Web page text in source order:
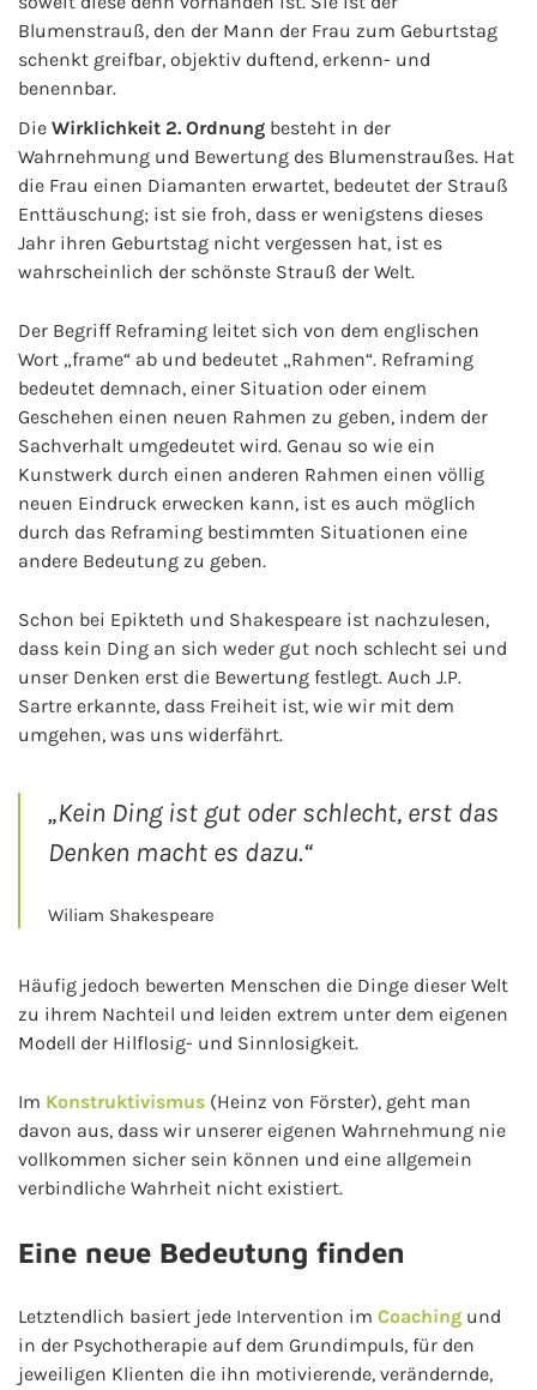
Blumenstrauß, den der Mann der Frau zum Geburtstag
schenkt greifbar, objektiv duftend, erkenn- und
benennbar.
Die Wirklichkeit 2. Ordnung besteht in der
Wahrnehmung und Bewertung des Blumenstraußes. Hat
die Frau einen Diamanten erwartet, bedeutet der Strauß
Enttäuschung; ist sie froh, dass er wenigstens dieses
Jahr ihren Geburtstag nicht vergessen hat, ist es
wahrscheinlich der schönste Strauß der Welt.
Der Begriff Reframing leitet sich von dem englischen
Wort „frame“ ab und bedeutet „Rahmen“. Reframing
bedeutet demnach, einer Situation oder einem
Geschehen einen neuen Rahmen zu geben, indem der
Sachverhalt umgedeutet wird. Genau so wie ein
Kunstwerk durch einen anderen Rahmen einen völlig
neuen Eindruck erwecken kann, ist es auch möglich
durch das Reframing bestimmten Situationen eine
andere Bedeutung zu geben.
Schon bei Epikteth und Shakespeare ist nachzulesen,
dass kein Ding an sich weder gut noch schlecht sei und
unser Denken erst die Bewertung festlegt. Auch J.P.
Sartre erkannte, dass Freiheit ist, wie wir mit dem
umgehen, was uns widerfährt.
„Kein Ding ist gut oder schlecht, erst das
Denken macht es dazu.“
Wiliam Shakespeare
Häufig jedoch bewerten Menschen die Dinge dieser Welt
zu ihrem Nachteil und leiden extrem unter dem eigenen
Modell der Hilflosig- und Sinnlosigkeit.
Im Konstruktivismus (Heinz von Förster), geht man
davon aus, dass wir unserer eigenen Wahrnehmung nie
vollkommen sicher sein können und eine allgemein
verbindliche Wahrheit nicht existiert.
Eine neue Bedeutung finden
Letztendlich basiert jede Intervention im Coaching und
in der Psychotherapie auf dem Grundimpuls, für den
jeweiligen Klienten die ihn motivierende, verändernde,